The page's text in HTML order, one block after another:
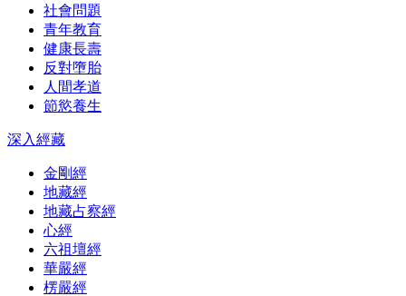
社會問題
青年教育
健康長壽
反對墮胎
人間孝道
節慾養生
深入經藏
金剛經
地藏經
地藏占察經
心經
六祖壇經
華嚴經
楞嚴經